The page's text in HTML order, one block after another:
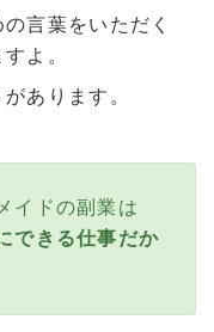
言葉をいただく
よ。
あります。
イドの副業は
できる仕事だか